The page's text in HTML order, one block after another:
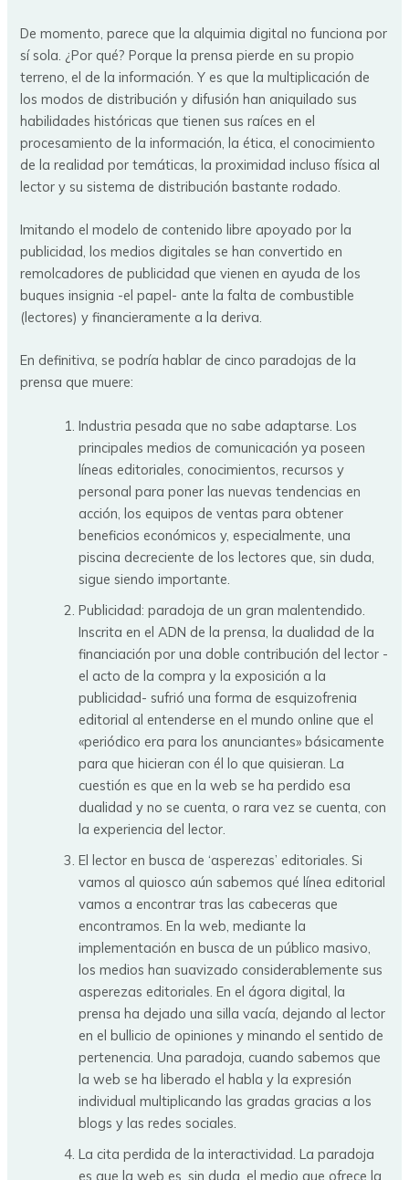
De momento, parece que la alquimia digital no funciona por
sí sola. ¿Por qué? Porque la prensa pierde en su propio
terreno, el de la información. Y es que la multiplicación de
los modos de distribución y difusión han aniquilado sus
habilidades históricas que tienen sus raíces en el
procesamiento de la información, la ética, el conocimiento
de la realidad por temáticas, la proximidad incluso física al
lector y su sistema de distribución bastante rodado.
Imitando el modelo de contenido libre apoyado por la
publicidad, los medios digitales se han convertido en
remolcadores de publicidad que vienen en ayuda de los
buques insignia -el papel- ante la falta de combustible
(lectores) y financieramente a la deriva.
En definitiva, se podría hablar de cinco paradojas de la
prensa que muere:
Industria pesada que no sabe adaptarse. Los
principales medios de comunicación ya poseen
líneas editoriales, conocimientos, recursos y
personal para poner las nuevas tendencias en
acción, los equipos de ventas para obtener
beneficios económicos y, especialmente, una
piscina decreciente de los lectores que, sin duda,
sigue siendo importante.
Publicidad: paradoja de un gran malentendido.
Inscrita en el ADN de la prensa, la dualidad de la
financiación por una doble contribución del lector -
el acto de la compra y la exposición a la
publicidad- sufrió una forma de esquizofrenia
editorial al entenderse en el mundo online que el
«periódico era para los anunciantes» básicamente
para que hicieran con él lo que quisieran. La
cuestión es que en la web se ha perdido esa
dualidad y no se cuenta, o rara vez se cuenta, con
la experiencia del lector.
El lector en busca de ‘asperezas’ editoriales. Si
vamos al quiosco aún sabemos qué línea editorial
vamos a encontrar tras las cabeceras que
encontramos. En la web, mediante la
implementación en busca de un público masivo,
los medios han suavizado considerablemente sus
asperezas editoriales. En el ágora digital, la
prensa ha dejado una silla vacía, dejando al lector
en el bullicio de opiniones y minando el sentido de
pertenencia. Una paradoja, cuando sabemos que
la web se ha liberado el habla y la expresión
individual multiplicando las gradas gracias a los
blogs y las redes sociales.
La cita perdida de la interactividad. La paradoja
es que la web es, sin duda, el medio que ofrece la